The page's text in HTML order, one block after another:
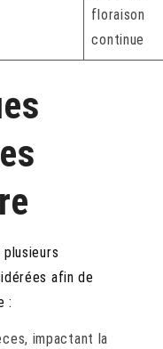
floraison
continue
plusieurs
afin de
:
impactant la